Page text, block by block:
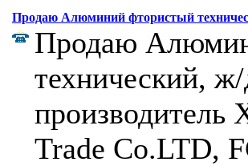
Продаю Алюминий фтористый
Продаю
технический,
Trade Co.LTD,